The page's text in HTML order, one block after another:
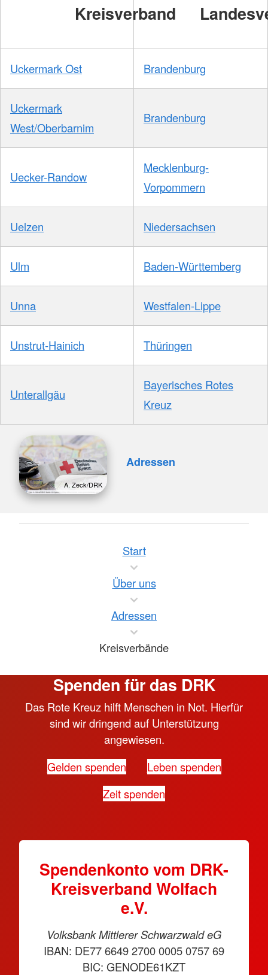
Kreisverband
Uckermark Ost Brandenburg
Uckermark
West/Oberbarnim
Brandenburg
Uecker-Randow
Mecklenburg-
Vorpommern
Uelzen Niedersachsen
Ulm Baden-Württemberg
Unna Westfalen-Lippe
Unstrut-Hainich Thüringen
Unterallgäu
Bayerisches Rotes
Kreuz
A. Zeck/DRK
Adressen
Start
Über uns
Adressen
Kreisverbände
Spenden für das DRK
Das Rote Kreuz hilft Menschen in Not. Hierfür
sind wir dringend auf Unterstützung
angewiesen.
Gelden spenden
Leben spenden
Zeit spenden
Spendenkonto vom DRK-
Kreisverband Wolfach
e.V.
Volksbank Mittlerer Schwarzwald eG
IBAN: DE77 6649 2700 0005 0757 69
BIC: GENODE61KZT